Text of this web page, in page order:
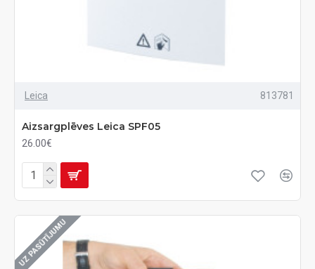
Leica 813781
Aizsargplēves Leica SPF05
26.00€
UZ PASŪTĪJUMU